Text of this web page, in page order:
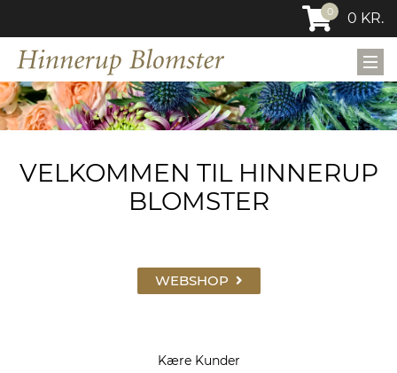
0 0 KR.
VELKOMMEN TIL HINNERUP
BLOMSTER
WEBSHOP
Kære Kunder